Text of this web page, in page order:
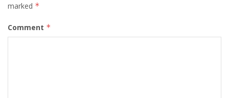
marked *
Comment *